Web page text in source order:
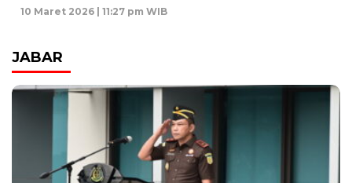
10 Maret 2026 | 11:27 pm WIB
JABAR